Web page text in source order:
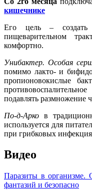
кишечнике
Его цель – создать
пищеварительном
комфортно.
Унибактер. Особая
помимо лакто- и
пропионовокислые
подавлять размножение
По-д-Арко в
используется для
при грибковых
Видео
Паразиты в организме.
фантазий и безопасно